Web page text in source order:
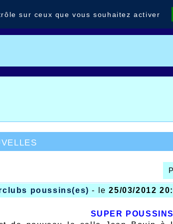
poussins(es) - le25/03/2012
SUPER
sur ceux que vous souhaitez activer